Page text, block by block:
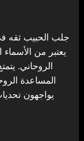
جلب الحبيب ثقه
يعتبر من الأسماء
الروحاني.
المساعدة
يواجهون